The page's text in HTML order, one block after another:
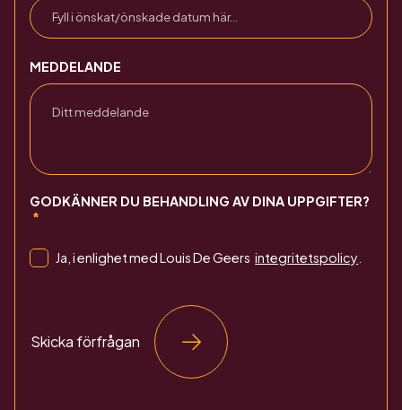
MEDDELANDE
GODKÄNNER DU BEHANDLING AV DINA UPPGIFTER?
Ja, i enlighet med Louis De Geers integritetspolicy
Skicka förfrågan